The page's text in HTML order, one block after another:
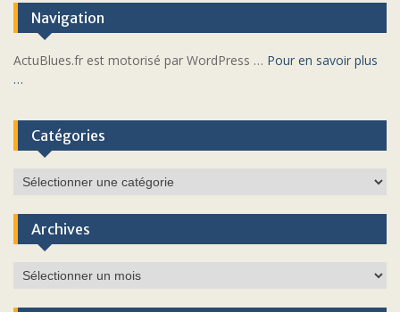
Navigation
ActuBlues.fr est motorisé par WordPress … Pour en savoir plus
…
Catégories
Catégories
Archives
Archives